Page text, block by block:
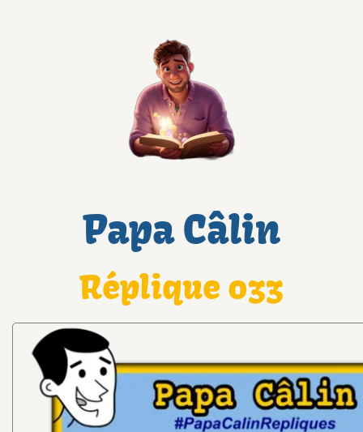
Papa Câlin
Réplique 033